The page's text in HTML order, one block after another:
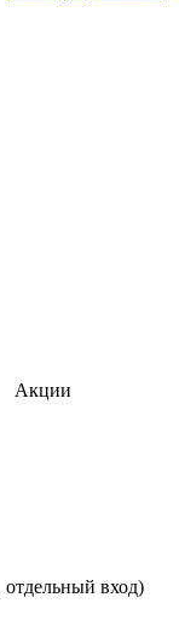
Акции
вход)